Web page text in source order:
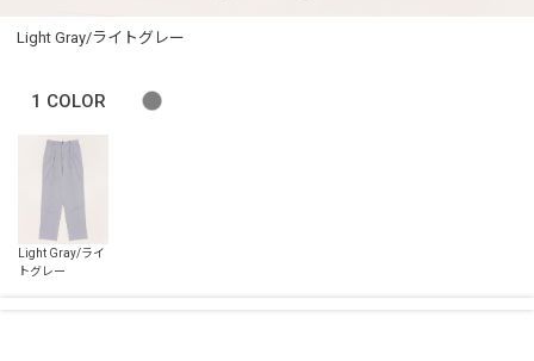
Light Gray/ライトグレー
1 COLOR